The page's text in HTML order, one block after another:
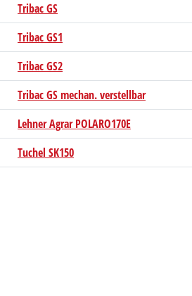
Tribac GS
Tribac GS1
Tribac GS2
Tribac GS mechan. verstellbar
Lehner Agrar POLARO170E
Tuchel SK150